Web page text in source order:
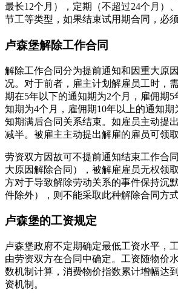
最长12个月），定期（不超过24个月）
节工等类型，如果结束试用期合同，必
卢森堡解除工作合同
解除工作合同分为提前通知和因重大原
况。对于前者，雇主计划解雇员工时，
期在5年以下的通知期为2个月，雇佣期5
知期为4个月，雇佣期10年以上的通知期
知期满后合同关系结束。如雇员主动提
减半。被雇主主动提出解雇的雇员可领取
劳资双方因故可不提前通知结束工作合
大原因解除合同），被解雇雇员无权领
方对于导致解除劳动关系的事件保持沉
件除外），则不能采取此种解除合同方式
卢森堡的工资规定
卢森堡政府不定期确定最低工资水平，
由劳资双方在合同中确定。工资随物价
数机制计算，消费物价指数累计增幅达
资机制。